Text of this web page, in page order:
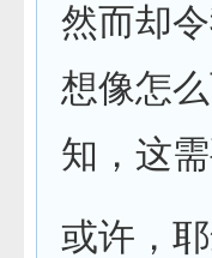
然而却
想像怎
知，这
或许，